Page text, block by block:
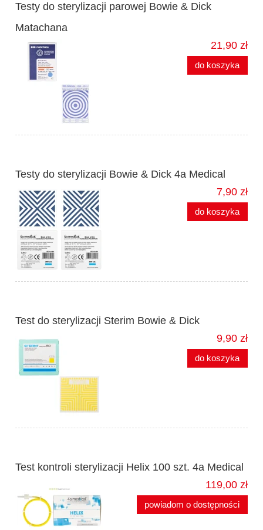
Testy do sterylizacji parowej Bowie & Dick
Matachana
21,90 zł
do koszyka
Testy do sterylizacji Bowie & Dick 4a Medical
7,90 zł
do koszyka
Test do sterylizacji Sterim Bowie & Dick
9,90 zł
do koszyka
Test kontroli sterylizacji Helix 100 szt. 4a Medical
119,00 zł
powiadom o dostępności